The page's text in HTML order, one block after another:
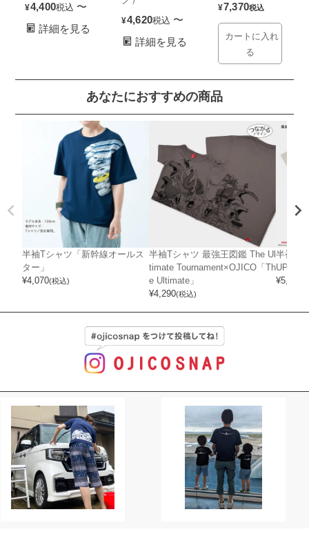
¥4,400税込 〜
詳細を見る
¥4,620税込 〜
詳細を見る
¥7,370税込
カートに入れ
る
あなたにおすすめの商品
半袖Tシャツ「新幹線オールス
ター」
¥4,070(税込)
半袖Tシャツ 最強王図鑑 The Ul
timate Tournament×OJICO「Th
e Ultimate」
¥4,290(税込)
半袖T
UPER
¥5,720